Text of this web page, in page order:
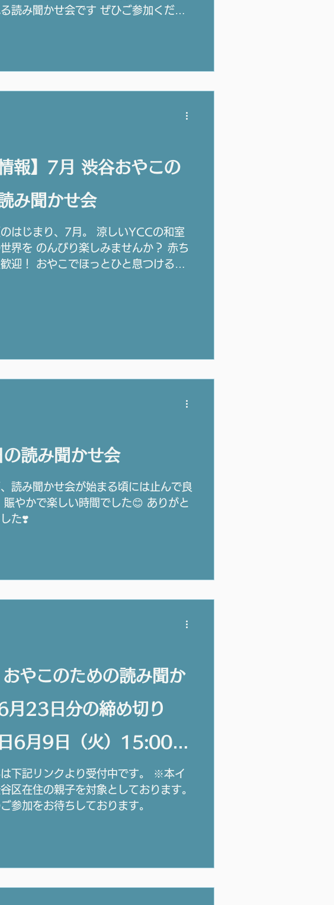
読み聞かせ会です ぜひご参加くださ
情報】7月 渋谷おやこの
み聞かせ会
はじまり、7月。 涼しいYCCの和室
界を のんびり楽しみませんか？ 赤ち
迎！ おやこでほっとひと息つける時
。 ※「ご家族単位」でお申し込みく
例年通りお休みです。
読み聞かせ会
読み聞かせ会が始まる頃には止んで良
賑やかで楽しい時間でした😊 ありがと
た❣️
おやこのための読み聞か
月23日分の締め切り
6月9日（火）15:00ま
下記リンクより受付中です。 ※本イ
区在住の親子を対象としております。
参加をお待ちしております。